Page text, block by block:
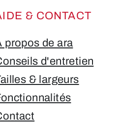
& CONTACT
propos de ara
d'entretien
& largeurs